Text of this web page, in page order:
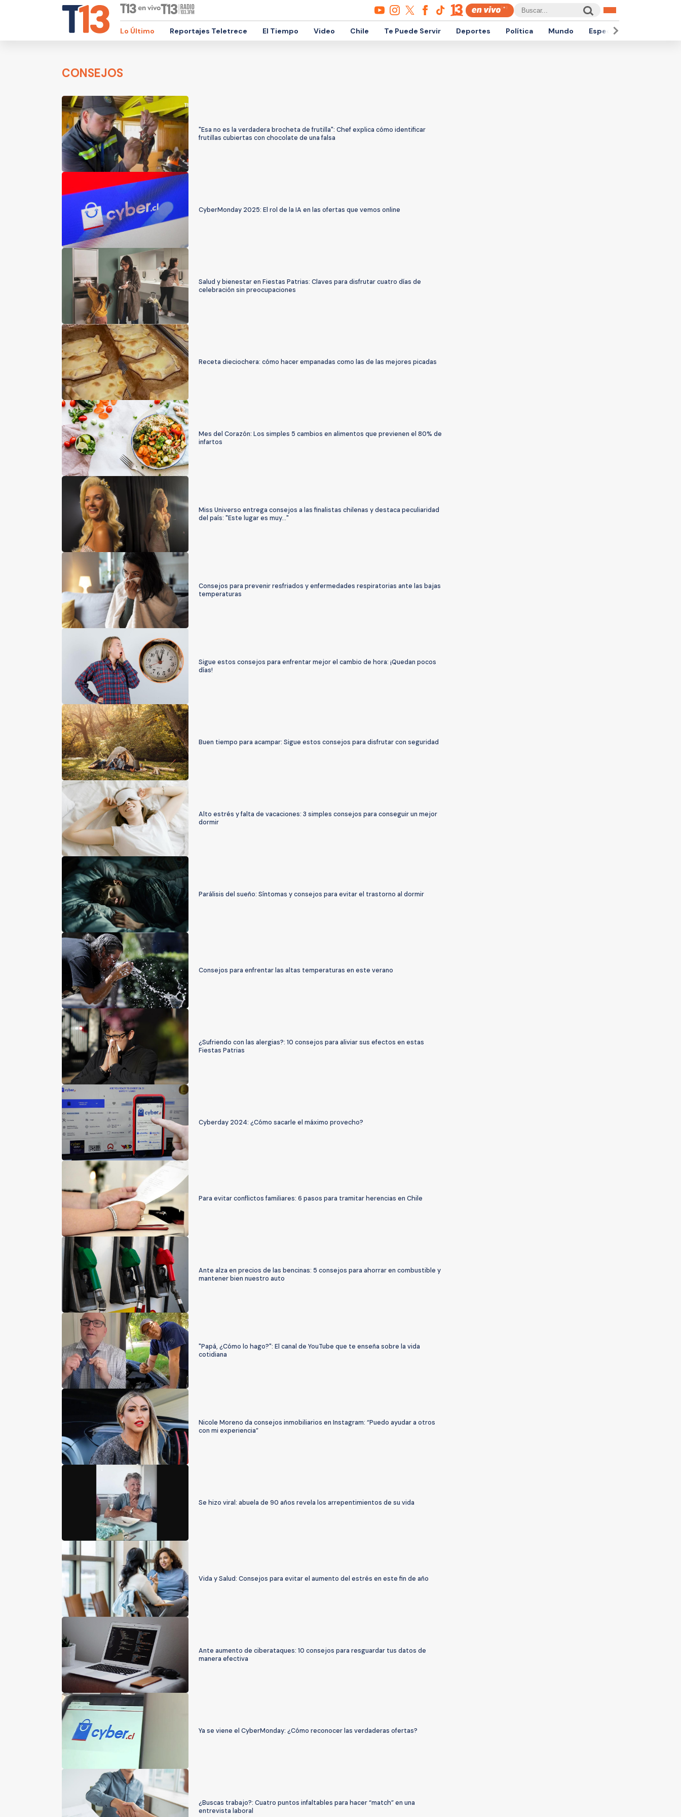
Lo Último Reportajes Teletrece El Tiempo Video Chile Te Puede Servir Deportes Política Mundo Espectáculos
CONSEJOS
"Esa no es la verdadera brocheta de frutilla": Chef explica cómo identificar
frutillas cubiertas con chocolate de una falsa
CyberMonday 2025: El rol de la IA en las ofertas que vemos online
Salud y bienestar en Fiestas Patrias: Claves para disfrutar cuatro días de
celebración sin preocupaciones
Receta dieciochera: cómo hacer empanadas como las de las mejores picadas
Mes del Corazón: Los simples 5 cambios en alimentos que previenen el 80% de
infartos
Miss Universo entrega consejos a las finalistas chilenas y destaca peculiaridad
del país: "Este lugar es muy..."
Consejos para prevenir resfriados y enfermedades respiratorias ante las bajas
temperaturas
Sigue estos consejos para enfrentar mejor el cambio de hora: ¡Quedan pocos
días!
Buen tiempo para acampar: Sigue estos consejos para disfrutar con seguridad
Alto estrés y falta de vacaciones: 3 simples consejos para conseguir un mejor
dormir
Parálisis del sueño: Síntomas y consejos para evitar el trastorno al dormir
Consejos para enfrentar las altas temperaturas en este verano
¿Sufriendo con las alergias?: 10 consejos para aliviar sus efectos en estas
Fiestas Patrias
Cyberday 2024: ¿Cómo sacarle el máximo provecho?
Para evitar conflictos familiares: 6 pasos para tramitar herencias en Chile
Ante alza en precios de las bencinas: 5 consejos para ahorrar en combustible y
mantener bien nuestro auto
"Papá, ¿Cómo lo hago?": El canal de YouTube que te enseña sobre la vida
cotidiana
Nicole Moreno da consejos inmobiliarios en Instagram: “Puedo ayudar a otros
con mi experiencia”
Se hizo viral: abuela de 90 años revela los arrepentimientos de su vida
Vida y Salud: Consejos para evitar el aumento del estrés en este fin de año
Ante aumento de ciberataques: 10 consejos para resguardar tus datos de
manera efectiva
Ya se viene el CyberMonday: ¿Cómo reconocer las verdaderas ofertas?
¿Buscas trabajo?: Cuatro puntos infaltables para hacer “match” en una
entrevista laboral